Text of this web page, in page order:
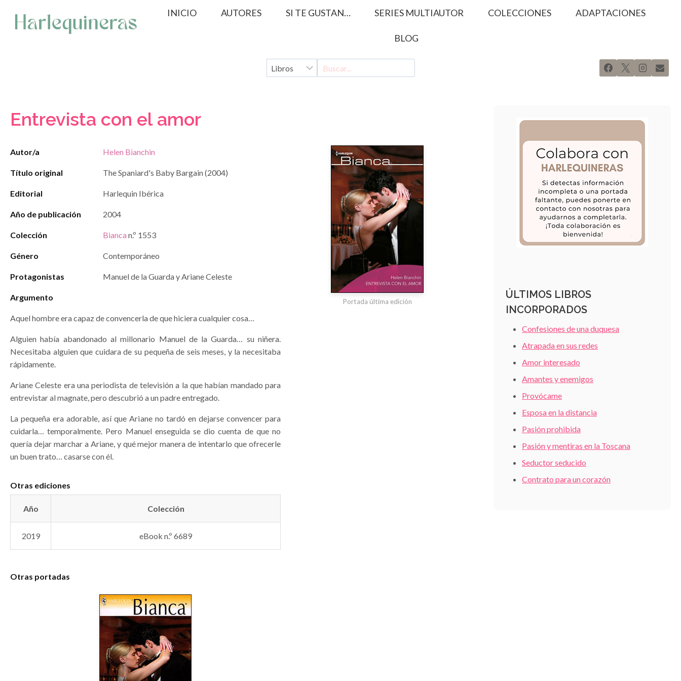
contenido
INICIO AUTORES SI TE GUSTAN… SERIES MULTIAUTOR COLECCIONES ADAPTACIONES
BLOG
Entrevista con el amor
Autor/a Helen Bianchin
Título original The Spaniard's Baby Bargain (2004)
Editorial Harlequin Ibérica
Año de publicación 2004
Colección Bianca n.º 1553
Género Contemporáneo
Protagonistas Manuel de la Guarda y Ariane Celeste
Argumento
Aquel hombre era capaz de convencerla de que hiciera cualquier cosa…
Alguien había abandonado al millonario Manuel de la Guarda… su niñera.
Necesitaba alguien que cuidara de su pequeña de seis meses, y la necesitaba
rápidamente.
Ariane Celeste era una periodista de televisión a la que habían mandado para
entrevistar al magnate, pero descubrió a un padre entregado.
La pequeña era adorable, así que Ariane no tardó en dejarse convencer para
cuidarla… temporalmente. Pero Manuel enseguida se dio cuenta de que no
quería dejar marchar a Ariane, y qué mejor manera de intentarlo que ofrecerle
un buen trato… casarse con él.
Otras ediciones
Año Colección
2019 eBook n.º 6689
Otras portadas
Portada última edición
ÚLTIMOS LIBROS
INCORPORADOS
Confesiones de una duquesa
Atrapada en sus redes
Amor interesado
Amantes y enemigos
Provócame
Esposa en la distancia
Pasión prohibida
Pasión y mentiras en la Toscana
Seductor seducido
Contrato para un corazón